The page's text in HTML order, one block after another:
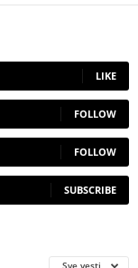
LIKE
FOLLOW
FOLLOW
SUBSCRIBE
Sve vesti